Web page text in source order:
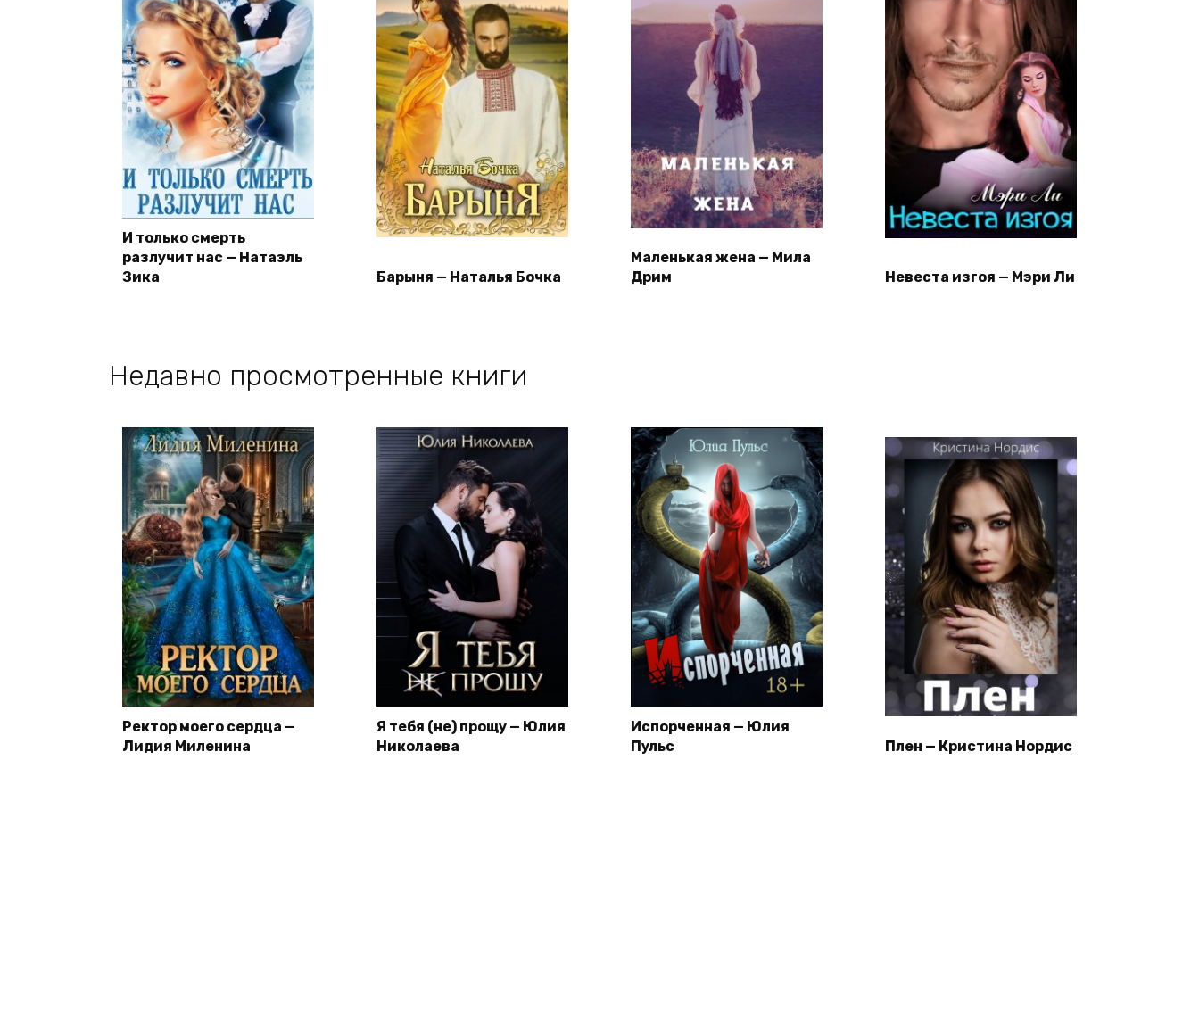
И только смерть
разлучит нас — Натаэль
Зика
Барыня — Наталья Бочка
Маленькая жена — Мила
Дрим
Невеста изгоя — Мэри Ли
Недавно просмотренные книги
Ректор моего сердца —
Лидия Миленина
Я тебя (не) прощу — Юлия
Николаева
Испорченная — Юлия
Пульс
Плен — Кристина Нордис